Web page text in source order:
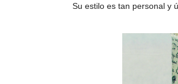
Su estilo es tan personal y